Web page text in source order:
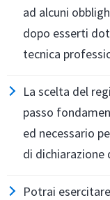
ad alcuni
dopo esserti
tecnica
La scelta del
passo
ed necessario
di dichiarazione
Potrai